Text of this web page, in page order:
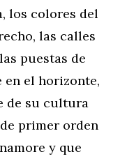
los colores del
las calles
puestas de
en el horizonte,
de su cultura
primer orden
y que